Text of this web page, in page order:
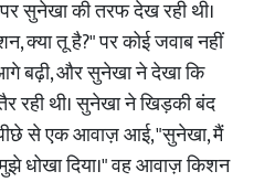
सुनेखा की तरफ देख रही थी।
क्या तू है?" पर कोई जवाब नहीं
बढ़ी, और सुनेखा ने देखा कि
रही थी। सुनेखा ने खिड़की बंद
से एक आवाज़ आई, "सुनेखा, मैं
धोखा दिया।" वह आवाज़ किशन